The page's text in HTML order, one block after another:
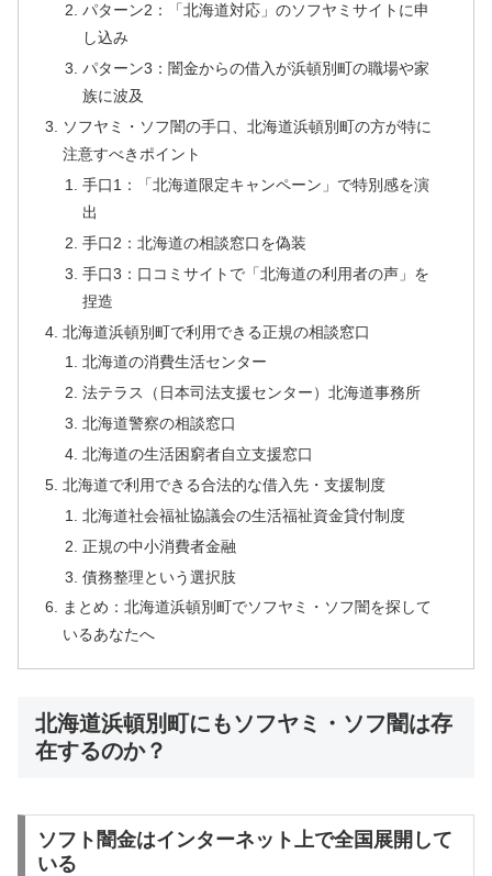
パターン2：「北海道対応」のソフヤミサイトに申
し込み
パターン3：闇金からの借入が浜頓別町の職場や家
族に波及
ソフヤミ・ソフ闇の手口、北海道浜頓別町の方が特に
注意すべきポイント
手口1：「北海道限定キャンペーン」で特別感を演
出
手口2：北海道の相談窓口を偽装
手口3：口コミサイトで「北海道の利用者の声」を
捏造
北海道浜頓別町で利用できる正規の相談窓口
北海道の消費生活センター
法テラス（日本司法支援センター）北海道事務所
北海道警察の相談窓口
北海道の生活困窮者自立支援窓口
北海道で利用できる合法的な借入先・支援制度
北海道社会福祉協議会の生活福祉資金貸付制度
正規の中小消費者金融
債務整理という選択肢
まとめ：北海道浜頓別町でソフヤミ・ソフ闇を探して
いるあなたへ
北海道浜頓別町にもソフヤミ・ソフ闇は存
在するのか？
ソフト闇金はインターネット上で全国展開して
いる